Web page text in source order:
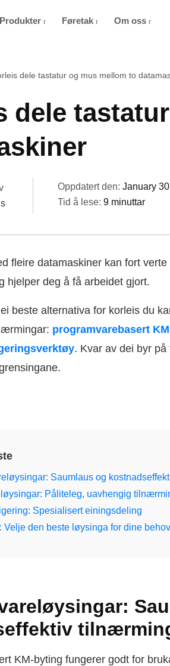
Produkter Føretak Om oss
dele tastatur og mus mellom to
dele
Oppdatert den: January
Tid å lese: 9 minuttar
fleire datamaskiner kan fort
hjelper deg å få arbeidet gjort.
beste alternativa for korleis du
programvarebasert
. Kvar av dei byr
Saumlaus og
Påliteleg, uavhengig
Spesialisert einingsdeling
Velje den beste løysinga for dine
KM-byting fungerer godt for